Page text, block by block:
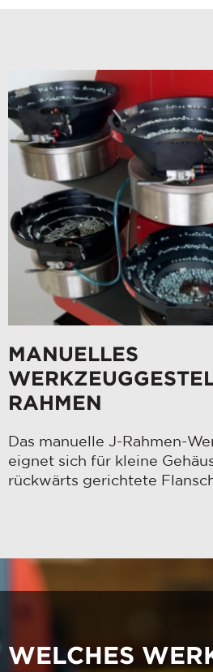
MANUELLES
RAHMEN
Das manuelle J-Rahmen-
eignet sich für kleine
rückwärts gerichtete
WELCHES